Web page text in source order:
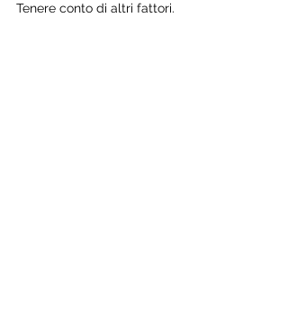
Tenere conto di altri fattori.